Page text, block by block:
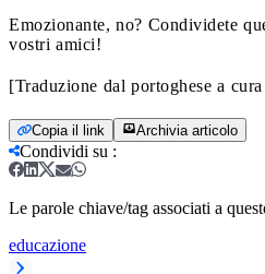
Emozionante, no? Condividete
vostri amici!
[Traduzione dal portoghese a
Copia il link Archivia articolo
Condividi su :
Le parole chiave/tag associati a
educazione